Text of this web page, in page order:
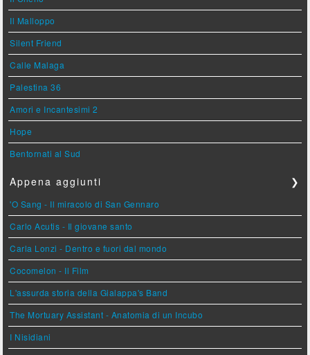
Il Malloppo
Silent Friend
Calle Malaga
Palestina 36
Amori e Incantesimi 2
Hope
Bentornati al Sud
Appena aggiunti ❯
'O Sang - Il miracolo di San Gennaro
Carlo Acutis - Il giovane santo
Carla Lonzi - Dentro e fuori dal mondo
Cocomelon - Il Film
L'assurda storia della Gialappa's Band
The Mortuary Assistant - Anatomia di un Incubo
I Nisidiani